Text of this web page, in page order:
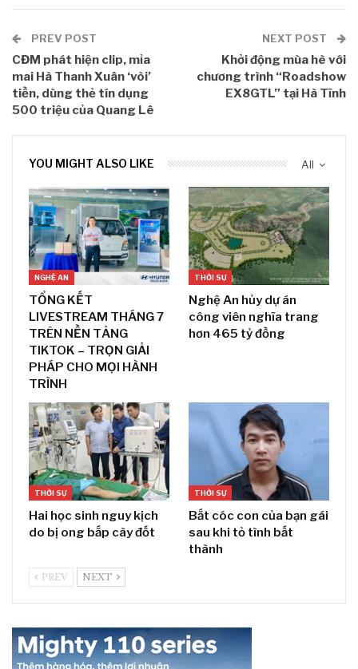
PREV POST
CĐM phát hiện clip, mỉa
mai Hà Thanh Xuân ‘vòi’
tiền, dùng thẻ tín dụng
500 triệu của Quang Lê
NEXT POST
Khởi động mùa hè với
chương trình “Roadshow
EX8GTL” tại Hà Tĩnh
All
YOU MIGHT ALSO LIKE
NGHỆ AN
TỔNG KẾT
LIVESTREAM THÁNG 7
TRÊN NỀN TẢNG
TIKTOK – TRỌN GIẢI
PHÁP CHO MỌI HÀNH
TRÌNH
THỜI SỰ
Nghệ An hủy dự án
công viên nghĩa trang
hơn 465 tỷ đồng
THỜI SỰ
Hai học sinh nguy kịch
do bị ong bắp cày đốt
THỜI SỰ
Bắt cóc con của bạn gái
sau khi tỏ tình bất
thành
PREV NEXT